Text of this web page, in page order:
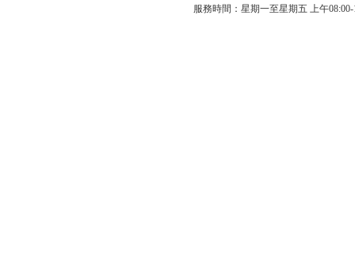
服務時間：星期一至星期五 上午